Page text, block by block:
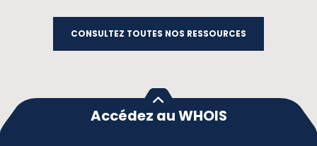
CONSULTEZ TOUTES NOS RESSOURCES
Accédez au WHOIS